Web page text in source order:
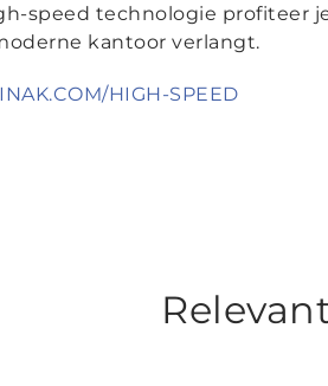
speed technologie profiteer
kantoor verlangt.
HIGH-SPEED